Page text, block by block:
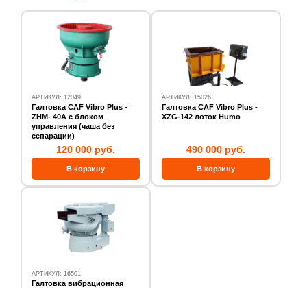
АРТИКУЛ: 12049
Галтовка CAF Vibro Plus -
ZHM- 40А с блоком
управления (чаша без
сепарации)
120 000 руб.
АРТИКУЛ: 15026
Галтовка CAF Vibro Plus -
XZG-142 лоток Humo
490 000 руб.
АРТИКУЛ: 16501
Галтовка вибрационная